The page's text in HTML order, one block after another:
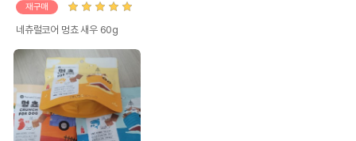
재구매
네츄럴코어 멍쵸 새우 60g